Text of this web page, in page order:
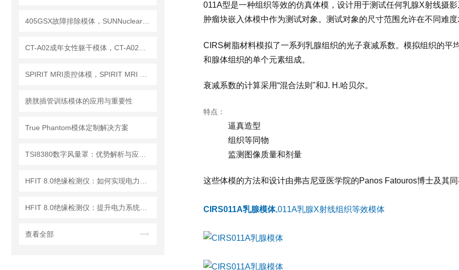
膀胱插管训练模体的应用与重要性
True Phantom模体定制解决方案
查看全部
011A型是一种组织等效的仿真体模，设计用于测试任何乳腺X射线摄
肿瘤块嵌入体模中作为测试对象。测试对象的尺寸范围允许在不同难度
CIRS树脂材料模拟了一系列乳腺组织的光子衰减系数。模拟组织的平
和腺体组织的单个元素组成。
衰减系数的计算采用“混合法则"和J. H.哈贝尔。
特点：
逼真造型
组织等同物
监测图像质量和剂量
这些体模的方法和设计由弗吉尼亚医学院的Panos Fatouros博士及其同
CIRS011A乳腺模体,011A乳腺X射线组织等效模体